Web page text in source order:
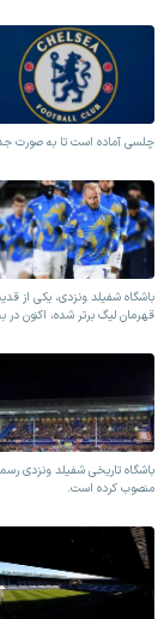
چلسی آماده است تا به صورت جدی
باشگاه شفیلد ونزدی، یکی از
قهرمان لیگ برتر شده، اکنون
باشگاه تاریخی شفیلد ونزدی
منصوب کرده است.